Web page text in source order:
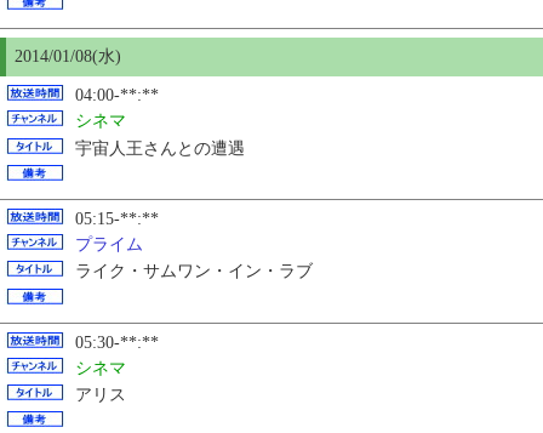
2014/01/08(水)
04:00-**:**
シネマ
宇宙人王さんとの遭遇
05:15-**:**
プライム
ライク・サムワン・イン・ラブ
05:30-**:**
シネマ
アリス